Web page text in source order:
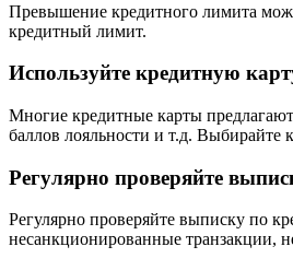
Превышение кредитного лимита
кредитный лимит.
Используйте кредитную
Многие кредитные карты
баллов лояльности и т.д. Выбирайте
Регулярно проверяйте
Регулярно проверяйте выписку по
несанкционированные транзакции,